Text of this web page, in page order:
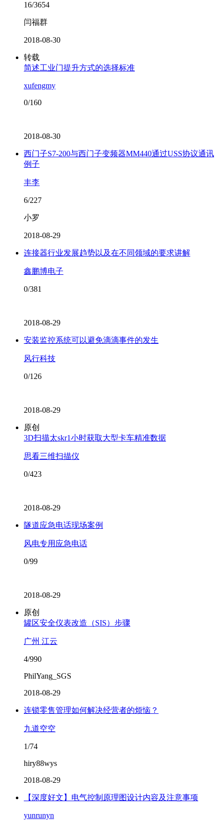
16/3654
闫福群
2018-08-30
转载
简述工业门提升方式的选择标准
xufengmy
0/160
2018-08-30
西门子S7-200与西门子变频器MM440通过USS协议通讯
例子
丰李
6/227
小罗
2018-08-29
连接器行业发展趋势以及在不同领域的要求讲解
鑫鹏博电子
0/381
2018-08-29
安装监控系统可以避免滴滴事件的发生
风行科技
0/126
2018-08-29
原创
3D扫描太skr1小时获取大型卡车精准数据
思看三维扫描仪
0/423
2018-08-29
隧道应急电话现场案例
风电专用应急电话
0/99
2018-08-29
原创
罐区安全仪表改造（SIS）步骤
广州 江云
4/990
PhilYang_SGS
2018-08-29
连锁零售管理如何解决经营者的烦恼？
九道空空
1/74
hiry88wys
2018-08-29
【深度好文】电气控制原理图设计内容及注意事项
yunrunyn